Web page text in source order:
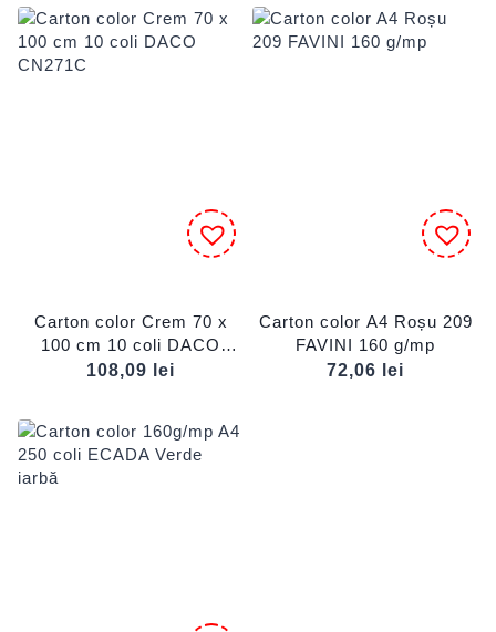
Carton color Crem 70 x
100 cm 10 coli DACO
CN271C
108,09 lei
Carton color A4 Roșu 209
FAVINI 160 g/mp
72,06
lei